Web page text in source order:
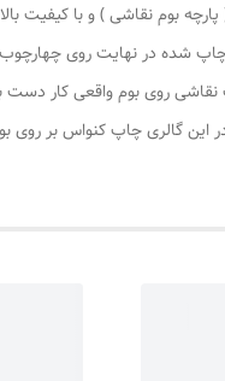
بوم نقاشی ) و با کیفیت
چاپ شده در نهایت روی
روی بوم واقعی کار دست
این گالری چاپ کنواس بر روی